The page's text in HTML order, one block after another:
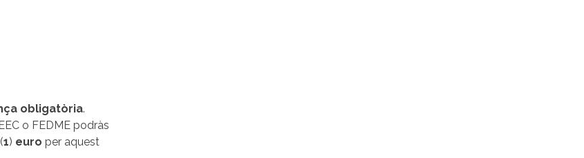
obligatòria.
o FEDME podràs
1) euro per aquest